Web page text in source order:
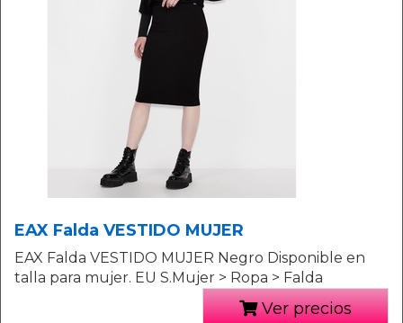
EAX Falda VESTIDO MUJER
EAX Falda VESTIDO MUJER Negro Disponible en
talla para mujer. EU S.Mujer > Ropa > Falda
Ver precios